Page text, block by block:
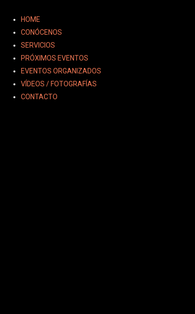
contenido
HOME
CONÓCENOS
SERVICIOS
PRÓXIMOS EVENTOS
EVENTOS ORGANIZADOS
VÍDEOS / FOTOGRAFÍAS
CONTACTO